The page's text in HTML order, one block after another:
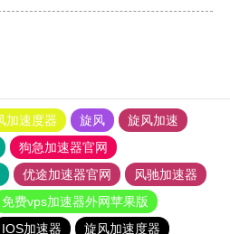
加速度器 旋风
旋风加速
狗急加速器官网
优途加速器官网
风驰加速器
免费vps加速器外网苹果版
IOS加速器 旋风加速度器